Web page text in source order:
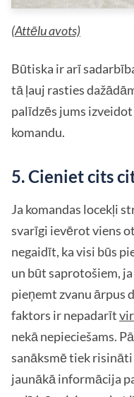
(Attēlu avots)
Būtiska ir arī
tā ļauj rasties
palīdzēs jums
komandu.
5. Cieniet cits
Ja komandas locekļi
svarīgi ievērot viens
negaidīt, ka visi būs
un būt saprotošiem,
pieņemt zvanu ārpus
faktors ir nepadarīt
nekā nepieciešams.
sanāksmē tiek
jaunākā informācija